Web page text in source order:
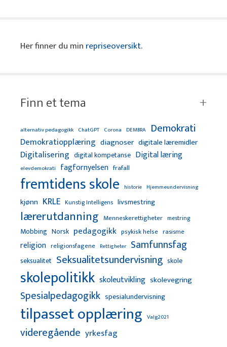
Her finner du min repriseoversikt.
Finn et tema
alternativ pedagogikk ChatGPT Corona DEMBRA Demokrati
Demokratiopplæring diagnoser digitale læremidler
Digitalisering digital kompetanse Digital læring
elevdemokrati fagfornyelsen frafall
fremtidens skole historie Hjemmeundervisning
kjønn KRLE Kunstig Intelligens livsmestring
lærerutdanning Menneskerettigheter mestring
Mobbing Norsk pedagogikk psykisk helse rasisme
religion religionsfagene Rettigheter Samfunnsfag
seksualitet Seksualitetsundervisning skole
skolepolitikk skoleutvikling skolevegring
Spesialpedagogikk spesialundervisning
tilpasset opplæring Valg2021
videregående yrkesfag